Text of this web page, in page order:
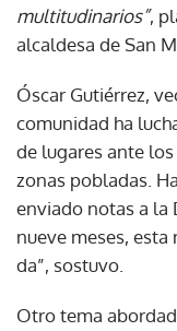
multitudinarios”,
alcaldesa de San
Óscar Gutiérrez,
comunidad ha
de lugares ante
zonas pobladas.
enviado notas a la
nueve meses,
da”, sostuvo.
Otro tema